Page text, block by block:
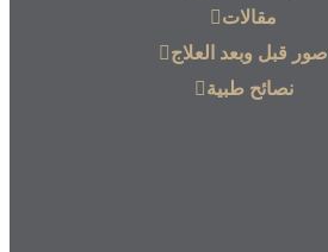
مقالات
صور قبل وبعد العلاج
نصائح طبية